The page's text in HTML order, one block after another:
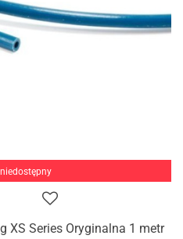
XS Series Oryginalna 1 metr